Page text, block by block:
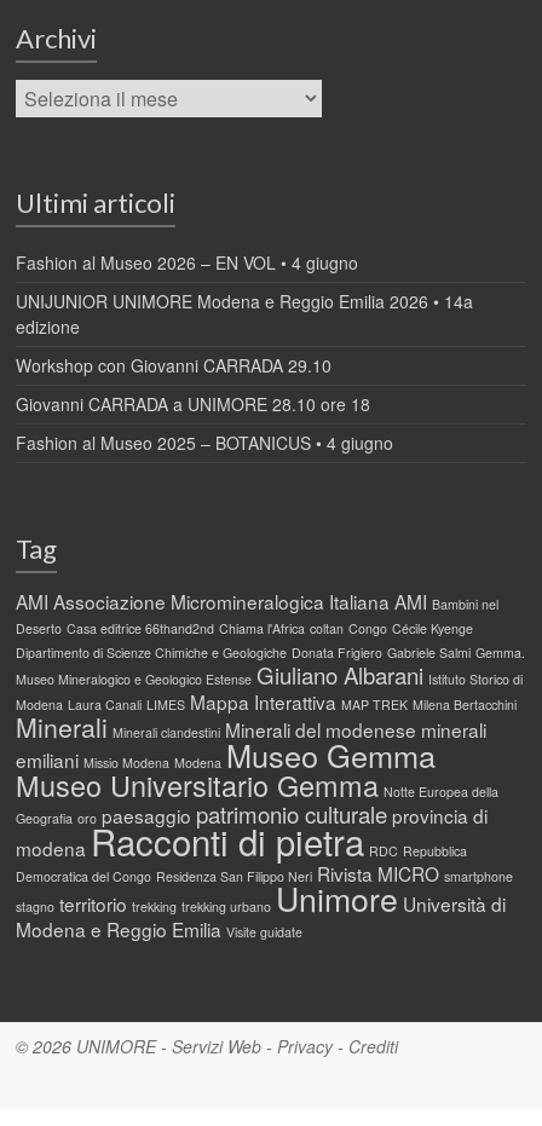
Archivi
Ultimi articoli
Fashion al Museo 2026 – EN VOL • 4 giugno
UNIJUNIOR UNIMORE Modena e Reggio Emilia 2026 • 14a
edizione
Workshop con Giovanni CARRADA 29.10
Giovanni CARRADA a UNIMORE 28.10 ore 18
Fashion al Museo 2025 – BOTANICUS • 4 giugno
Tag
AMI Associazione Micromineralogica Italiana AMI Bambini nel
Deserto Casa editrice 66thand2nd Chiama l'Africa coltan Congo Cécile Kyenge
Dipartimento di Scienze Chimiche e Geologiche Donata Frigiero Gabriele Salmi Gemma.
Museo Mineralogico e Geologico Estense Giuliano Albarani Istituto Storico di
Modena Laura Canali LIMES Mappa Interattiva MAP TREK Milena Bertacchini
Minerali Minerali clandestini Minerali del modenese minerali
emiliani Missio Modena Modena Museo Gemma
Museo Universitario Gemma Notte Europea della
Geografia oro paesaggio patrimonio culturale provincia di
modena Racconti di pietra RDC Repubblica
Democratica del Congo Residenza San Filippo Neri Rivista MICRO smartphone
stagno territorio trekking trekking urbano Unimore Università di
Modena e Reggio Emilia Visite guidate
© 2026 UNIMORE-Servizi Web -Privacy- Crediti